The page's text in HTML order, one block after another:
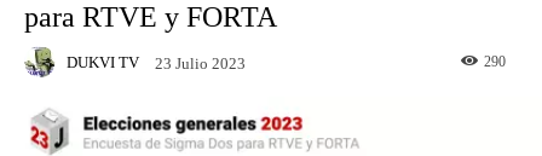
para RTVE y FORTA
DUKVI TV 23 Julio 2023 290